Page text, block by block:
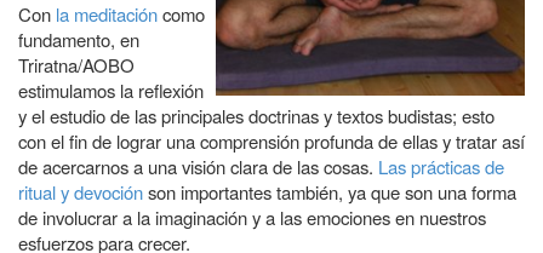
Con la meditacióncomo
fundamento, en
Triratna/AOBO
estimulamos la reflexión
y el estudio de las principales doctrinas y textos budistas; esto
con el fin de lograr una comprensión profunda de ellas y tratar así
de acercarnos a una visión clara de las cosas. Las prácticas de
ritual y devociónson importantes también, ya que son una forma
de involucrar a la imaginación y a las emociones en nuestros
esfuerzos para crecer.